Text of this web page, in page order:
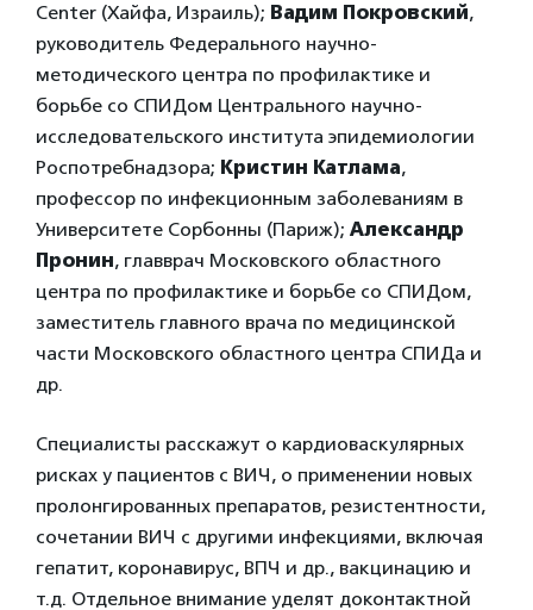
Center (Хайфа, Израиль); Вадим Покровский,
руководитель Федерального научно-
методического центра по профилактике и
борьбе со СПИДом Центрального научно-
исследовательского института эпидемиологии
Роспотребнадзора; Кристин Катлама,
профессор по инфекционным заболеваниям в
Университете Сорбонны (Париж); Александр
Пронин, главврач Московского областного
центра по профилактике и борьбе со СПИДом,
заместитель главного врача по медицинской
части Московского областного центра СПИДа и
др.
Специалисты расскажут о кардиоваскулярных
рисках у пациентов с ВИЧ, о применении новых
пролонгированных препаратов, резистентности,
сочетании ВИЧ с другими инфекциями, включая
гепатит, коронавирус, ВПЧ и др., вакцинацию и
т.д. Отдельное внимание уделят доконтактной